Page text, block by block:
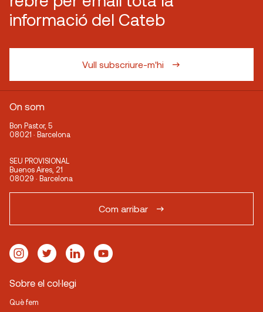
informació del Cateb
Vull subscriure-m'hi
On som
Bon Pastor, 5
08021 · Barcelona
SEU PROVISIONAL
Buenos Aires, 21
08029 · Barcelona
Com arribar
Sobre el col·legi
Què fem